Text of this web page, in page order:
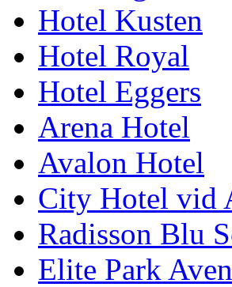
Hotel Kusten
Hotel Royal
Hotel Eggers
Arena Hotel
Avalon Hotel
City Hotel vid
Radisson Blu
Elite Park